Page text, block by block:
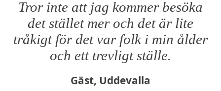
Tror inte att jag kommer besöka
det stället mer och det är lite
tråkigt för det var folk i min ålder
och ett trevligt ställe.
Gäst, Uddevalla